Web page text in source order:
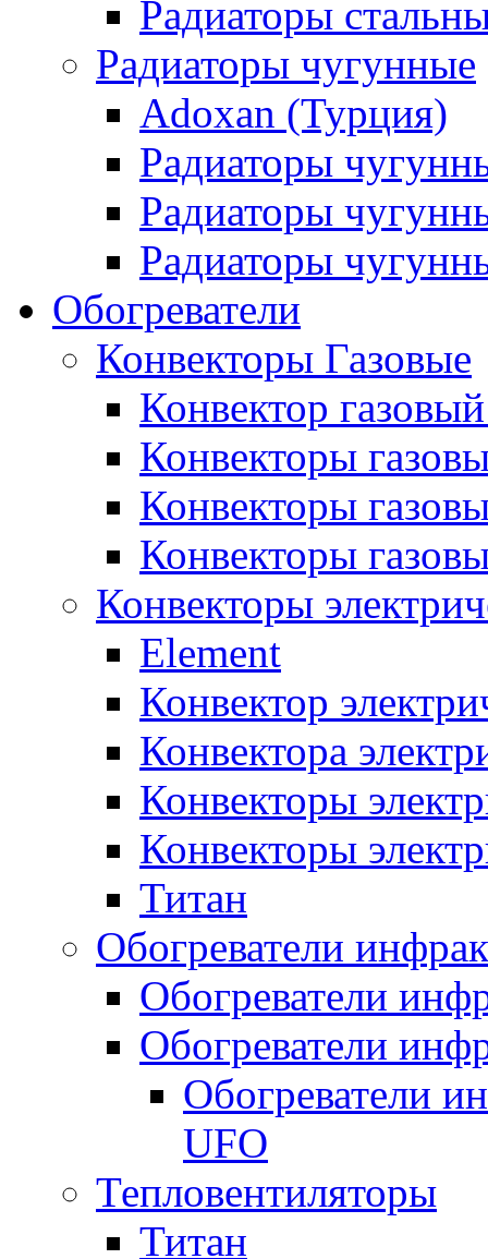
Радиаторы
Радиаторы чугунные
Adoxan (Турция)
Радиаторы
Радиаторы
Радиаторы
Обогреватели
Конвекторы Газовые
Конвектор
Конвекторы
Конвекторы
Конвекторы
Конвекторы
Element
Конвектор
Конвектора
Конвекторы
Конвекторы
Титан
Обогреватели
Обогреватели
Обогреватели
Обогреватели
UFO
Тепловентиляторы
Титан